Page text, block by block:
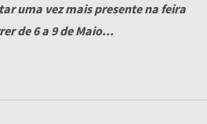
uma vez mais presente na feira
de 6 a 9 de Maio...